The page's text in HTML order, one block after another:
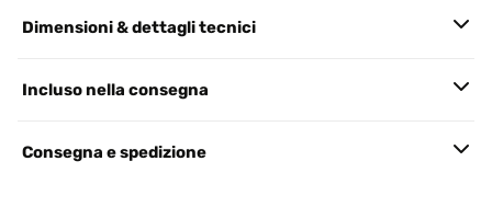
Dimensioni & dettagli tecnici
Incluso nella consegna
Consegna e spedizione